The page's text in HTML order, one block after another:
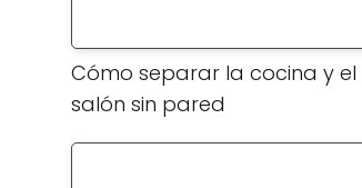
Cómo separar la cocina y el
salón sin pared